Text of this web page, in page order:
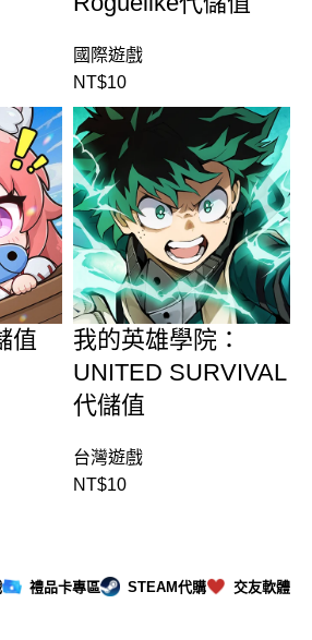
國際遊戲
NT$10
值
我的英雄學院：
UNITED SURVIVAL
代儲值
台灣遊戲
NT$10
禮品卡專區 STEAM代購
交友軟體